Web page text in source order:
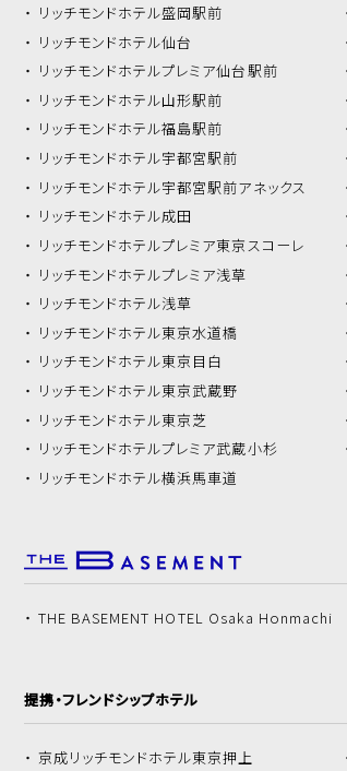
リッチモンドホテル盛岡駅前
リッチモンドホテル仙台
リッチモンドホテルプレミア仙台駅前
リッチモンドホテル山形駅前
リッチモンドホテル福島駅前
リッチモンドホテル宇都宮駅前
リッチモンドホテル宇都宮駅前アネックス
リッチモンドホテル成田
リッチモンドホテルプレミア東京スコーレ
リッチモンドホテルプレミア浅草
リッチモンドホテル浅草
リッチモンドホテル東京水道橋
リッチモンドホテル東京目白
リッチモンドホテル東京武蔵野
リッチモンドホテル東京芝
リッチモンドホテルプレミア武蔵小杉
リッチモンドホテル横浜馬車道
THE BASEMENT HOTEL Osaka Honmachi
提携・フレンドシップホテル
京成リッチモンドホテル東京押上